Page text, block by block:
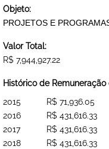
Objeto:
PROJETOS E
Valor Total:
R$ 7,944,927.22
Histórico de
2015
2016
2017
2018
R$ 71,936.05
R$ 431,616.33
R$ 431,616.33
R$ 431,616.33